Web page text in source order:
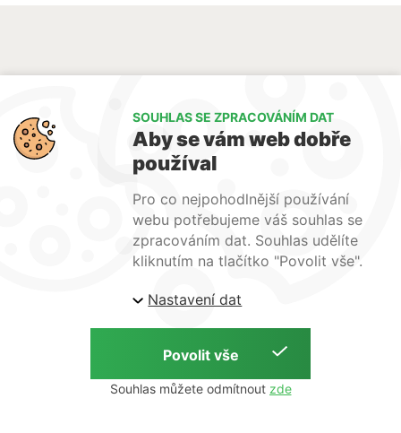
Potkejme se
Husovická 884/4, Brno
Napište nám
ekopontis@ekopontis.cz
Zavolejme si
SOUHLAS SE ZPRACOVÁNÍM DAT
Aby se vám web dobře
používal
Pro co nejpohodlnější používání
webu potřebujeme váš souhlas se
zpracováním dat. Souhlas udělíte
kliknutím na tlačítko "Povolit vše".
Nastavení dat
Souhlas můžete odmítnout